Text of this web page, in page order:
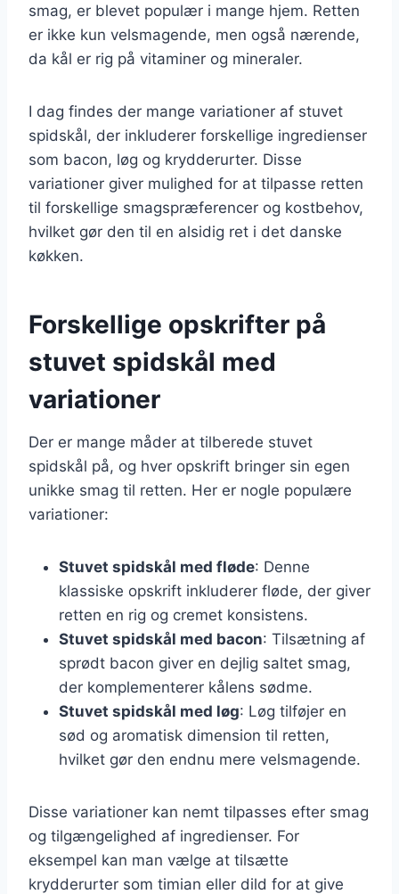
smag, er blevet populær i mange hjem. Retten
er ikke kun velsmagende, men også nærende,
da kål er rig på vitaminer og mineraler.
I dag findes der mange variationer af stuvet
spidskål, der inkluderer forskellige ingredienser
som bacon, løg og krydderurter. Disse
variationer giver mulighed for at tilpasse retten
til forskellige smagspræferencer og kostbehov,
hvilket gør den til en alsidig ret i det danske
køkken.
Forskellige opskrifter på
stuvet spidskål med
variationer
Der er mange måder at tilberede stuvet
spidskål på, og hver opskrift bringer sin egen
unikke smag til retten. Her er nogle populære
variationer:
Stuvet spidskål med fløde: Denne
klassiske opskrift inkluderer fløde, der giver
retten en rig og cremet konsistens.
Stuvet spidskål med bacon: Tilsætning af
sprødt bacon giver en dejlig saltet smag,
der komplementerer kålens sødme.
Stuvet spidskål med løg: Løg tilføjer en
sød og aromatisk dimension til retten,
hvilket gør den endnu mere velsmagende.
Disse variationer kan nemt tilpasses efter smag
og tilgængelighed af ingredienser. For
eksempel kan man vælge at tilsætte
krydderurter som timian eller dild for at give